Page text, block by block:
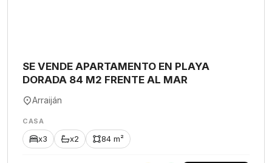
SE VENDE APARTAMENTO EN PLAYA
DORADA 84 M2 FRENTE AL MAR
Arraiján
CASA
x3 x2 84 m²